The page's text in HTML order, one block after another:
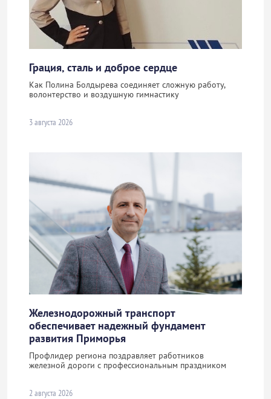
Грация, сталь и доброе сердце
Как Полина Болдырева соединяет сложную работу,
волонтерство и воздушную гимнастику
3 августа 2026
Железнодорожный транспорт
обеспечивает надежный фундамент
развития Приморья
Профлидер региона поздравляет работников
железной дороги с профессиональным праздником
2 августа 2026